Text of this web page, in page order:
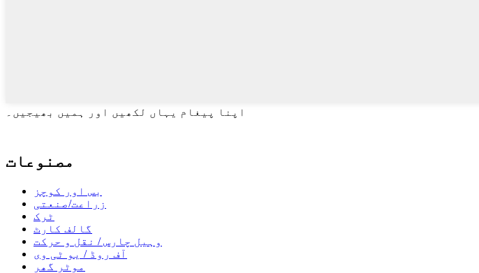
اپنا پیغام یہاں لکھیں اور ہمیں بھیجیں۔
مصنوعات
بس اور کوچز
زراعت/صنعتی
ٹرک
گالف کارٹ
وہیل چارس / نقل و حرکت
آف روڈ / یو ٹی وی
موٹر گھر